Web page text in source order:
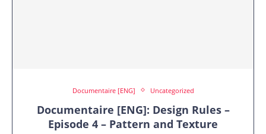
Documentaire [ENG] Uncategorized
Documentaire [ENG]: Design Rules –
Episode 4 – Pattern and Texture